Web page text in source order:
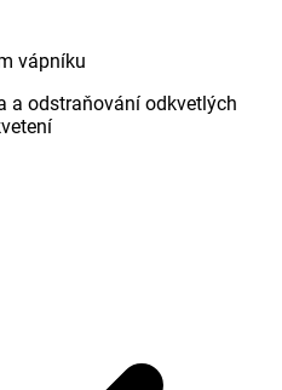
vápníku
a odstraňování odkvetlých